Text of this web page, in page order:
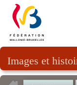
Images et